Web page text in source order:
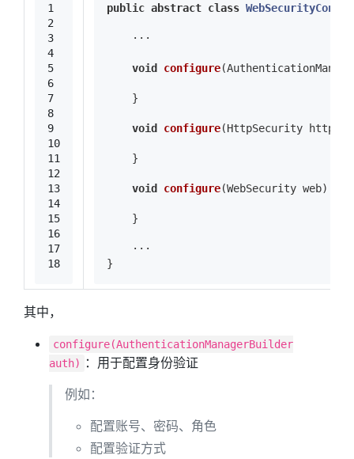
1
2
3
4
5
6
7
8
9
10
11
12
13
14
15
16
17
18
public abstract class
    ···
void configure
    }
void configure(HttpSecurity http)
    }
void configure(WebSecurity web)
    }
    ···
}
其中，
configure(AuthenticationManagerBuilder
auth)
：用于配置身份验证
例如：
配置账号、密码、角色
配置验证方式